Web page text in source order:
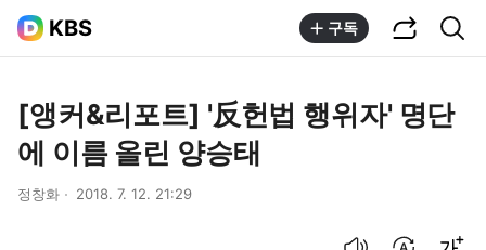
KBS 구독
[앵커&리포트] '反헌법 행위자' 명단
에 이름 올린 양승태
정창화 2018. 7. 12. 21:29